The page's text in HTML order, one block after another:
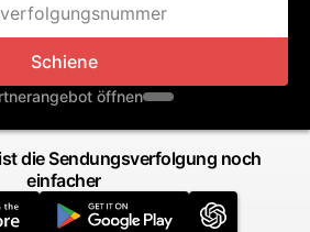
Schiene
öffnen
die Sendungsverfolgung noch
einfacher